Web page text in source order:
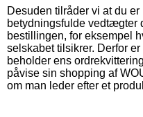
Desuden tilråder vi at du
betydningsfulde vedtægter
bestillingen, for eksempel
selskabet tilsikrer. Derfor
beholder ens
påvise sin shopping af
om man leder efter et